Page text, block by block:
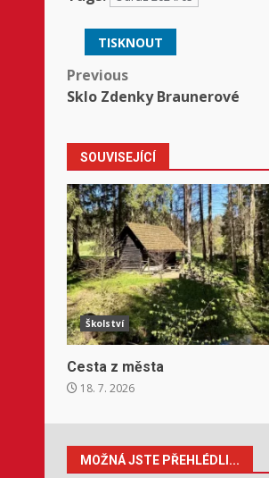
TISKNOUT
Post
navigation
Previous
Sklo Zdenky Braunerové
SOUVISEJÍCÍ
Školství
Cesta z města
18. 7. 2026
MOŽNÁ JSTE PŘEHLÉDLI...